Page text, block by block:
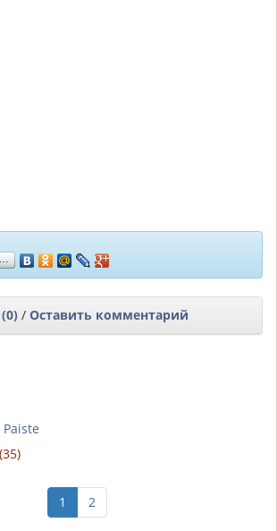
/ Оставить комментарий
Paiste
1 2